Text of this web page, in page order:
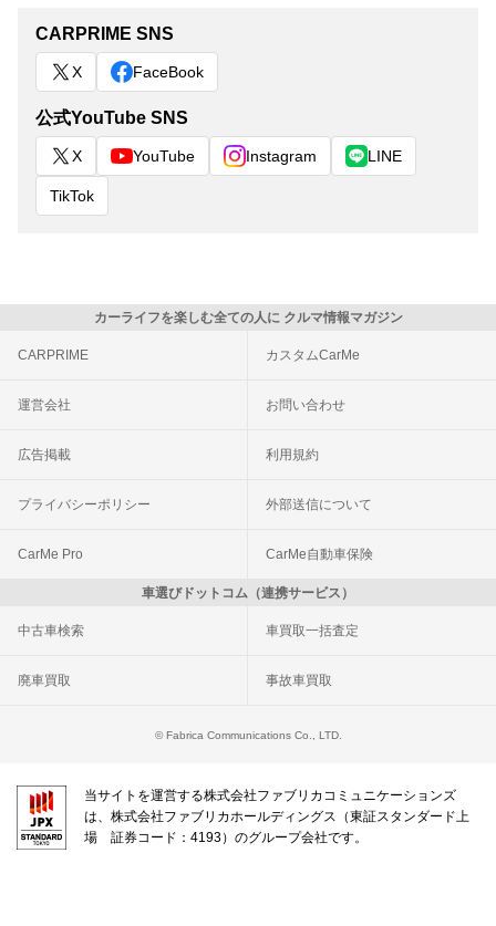
CARPRIME SNS
X FaceBook
公式YouTube SNS
X YouTube Instagram LINE
TikTok
カーライフを楽しむ全ての人に クルマ情報マガジン
CARPRIME カスタムCarMe
運営会社 お問い合わせ
広告掲載 利用規約
プライバシーポリシー 外部送信について
CarMe Pro CarMe自動車保険
車選びドットコム（連携サービス）
中古車検索 車買取一括査定
廃車買取 事故車買取
© Fabrica Communications Co., LTD.
当サイトを運営する株式会社ファブリカコミュニケーションズ
は、株式会社ファブリカホールディングス（東証スタンダード上
場 証券コード：4193）のグループ会社です。